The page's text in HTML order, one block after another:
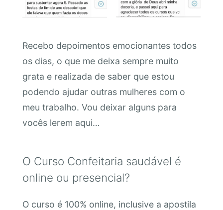
Recebo depoimentos emocionantes todos
os dias, o que me deixa sempre muito
grata e realizada de saber que estou
podendo ajudar outras mulheres com o
meu trabalho. Vou deixar alguns para
vocês lerem aqui…
O Curso Confeitaria saudável é
online ou presencial?
O curso é 100% online, inclusive a apostila